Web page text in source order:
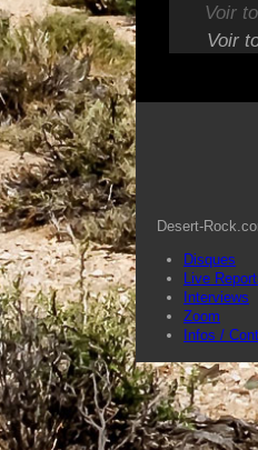
Voir
Voir
Desert-
Disques
Live
Interviews
Zoom
Infos /